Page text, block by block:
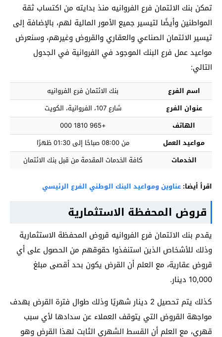
تمكن بنك الائتمان فرع الفروانيه منذ بدايته من اكتساب ثقة
المواطنين وأيضًا لتيسير جميع الأمور المالية لهم، بالإضافة إلى
تيسير الائتمان الصناعي والعقاري والقروض وغيرهم، وسنعرض
مواعيد عمل فرع البنك الموجود في الفروانية في الجدول
التالي:
اسم الفرع
بنك الائتمان فرع الفروانيه
عنوان الفرع
شارع 107، الفروانية، الكويت
الهاتف
+965 1810 000
مواعيد العمل
من 08:00 صباحًا إلى 01:30 ظهرًا​​​​​
الخدمات
كافة الخدمات المقدمة من قبل بنك الائتمان​
اقرأ أيضا: عناوين ومواعيد البنك الوطني الفرع الرئيسي
قروض المحفظة الاستثمارية
يقدم بنك الائتمان فرع الفروانيه قروض المحفظة الاستثمارية
وذلك للأشخاص الذين استنفذوا حقوقهم من الحصول على أي
قروض عقارية، مع العلم أن القرض يكون بحد أقصى مبلغ
10,000 دينار.
كذلك يتم تحصيل 2 دينار شهريًا وذلك طوال فترة القرض بهدف
مواجهة القروض التي يتوقف العملاء عن سدادها لأي سبب
قهري، مع العلم أن القسط الشهري الثابت لهذا القرض وهو